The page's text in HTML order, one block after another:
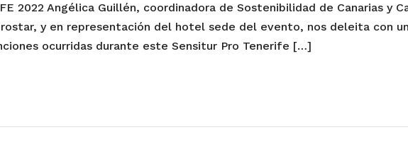
2022 Angélica Guillén, coordinadora de Sostenibilidad de Canarias y
y en representación del hotel sede del evento, nos deleita con
ocurridas durante este Sensitur Pro Tenerife […]